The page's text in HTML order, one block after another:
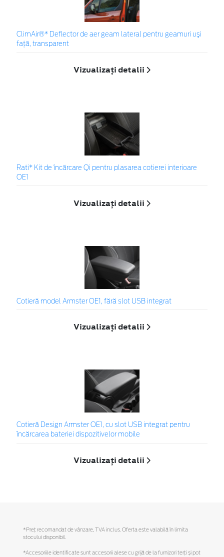
ClimAir®* Deflector de aer geam lateral pentru geamuri uşi
faţă, transparent
Vizualizați detalii
Rati* Kit de încărcare Qi pentru plasarea cotierei interioare
OE1
Vizualizați detalii
Cotieră model Armster OE1, fără slot USB integrat
Vizualizați detalii
Cotieră Design Armster OE1, cu slot USB integrat pentru
încărcarea bateriei dispozitivelor mobile
Vizualizați detalii
*Preţ recomandat de vânzare, TVA inclus. Oferta este valabilă în limita
stocului disponibil.
*Accesoriile identificate sunt accesorii alese cu grijă de la furnizori terți și pot